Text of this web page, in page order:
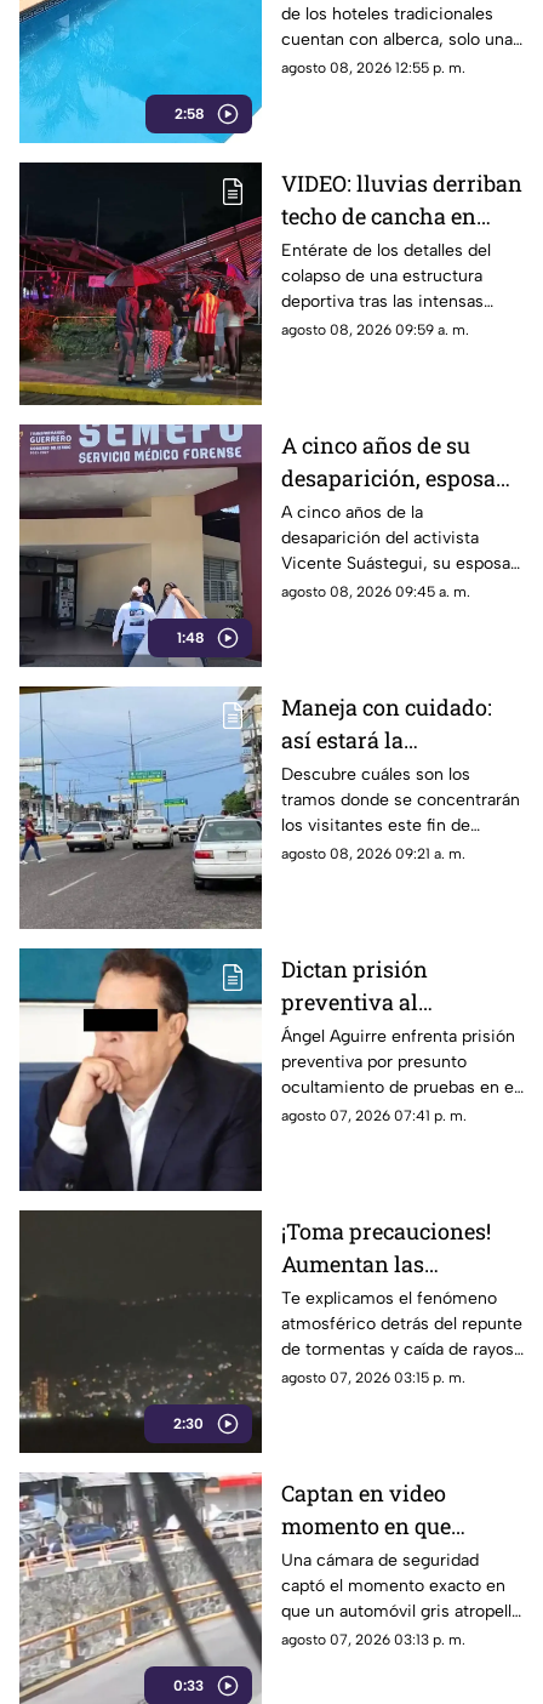
2:58
en albercas de hoteles
tradicionales
de los hoteles tradicionales
cuentan con alberca, solo una
mínima parte dispone de
agosto 08, 2026 12:55 p. m.
VIDEO: lluvias derriban
techo de cancha en
Chilpancingo; hubo
lesionados
Entérate de los detalles del
colapso de una estructura
deportiva tras las intensas
precipitaciones y el reporte de
agosto 08, 2026 09:59 a. m.
1:48
A cinco años de su
desaparición, esposa
de Vicente Suástegui
acude al Semefo en
Chilpancingo
A cinco años de la
desaparición del activista
Vicente Suástegui, su esposa
acudió al Semefo de
agosto 08, 2026 09:45 a. m.
Maneja con cuidado:
así estará la
circulación hoy en
Acapulco
Descubre cuáles son los
tramos donde se concentrarán
los visitantes este fin de
semana y las rutas que
agosto 08, 2026 09:21 a. m.
Dictan prisión
preventiva al
exgobernador Ángel
Aguirre por presunto
ocultamiento de
pruebas en el caso
Ángel Aguirre enfrenta prisión
preventiva por presunto
ocultamiento de pruebas en el
caso de los 43 normalistas de
agosto 07, 2026 07:41 p. m.
2:30
¡Toma precauciones!
Aumentan las
tormentas eléctricas y
lluvias intensas en
Acapulco
Te explicamos el fenómeno
atmosférico detrás del repunte
de tormentas y caída de rayos
en el puerto.
agosto 07, 2026 03:15 p. m.
0:33
Captan en video
momento en que
vehículo embiste a una
familia en
Chilpancingo
Una cámara de seguridad
captó el momento exacto en
que un automóvil gris atropelló
a una familia que caminaba
agosto 07, 2026 03:13 p. m.